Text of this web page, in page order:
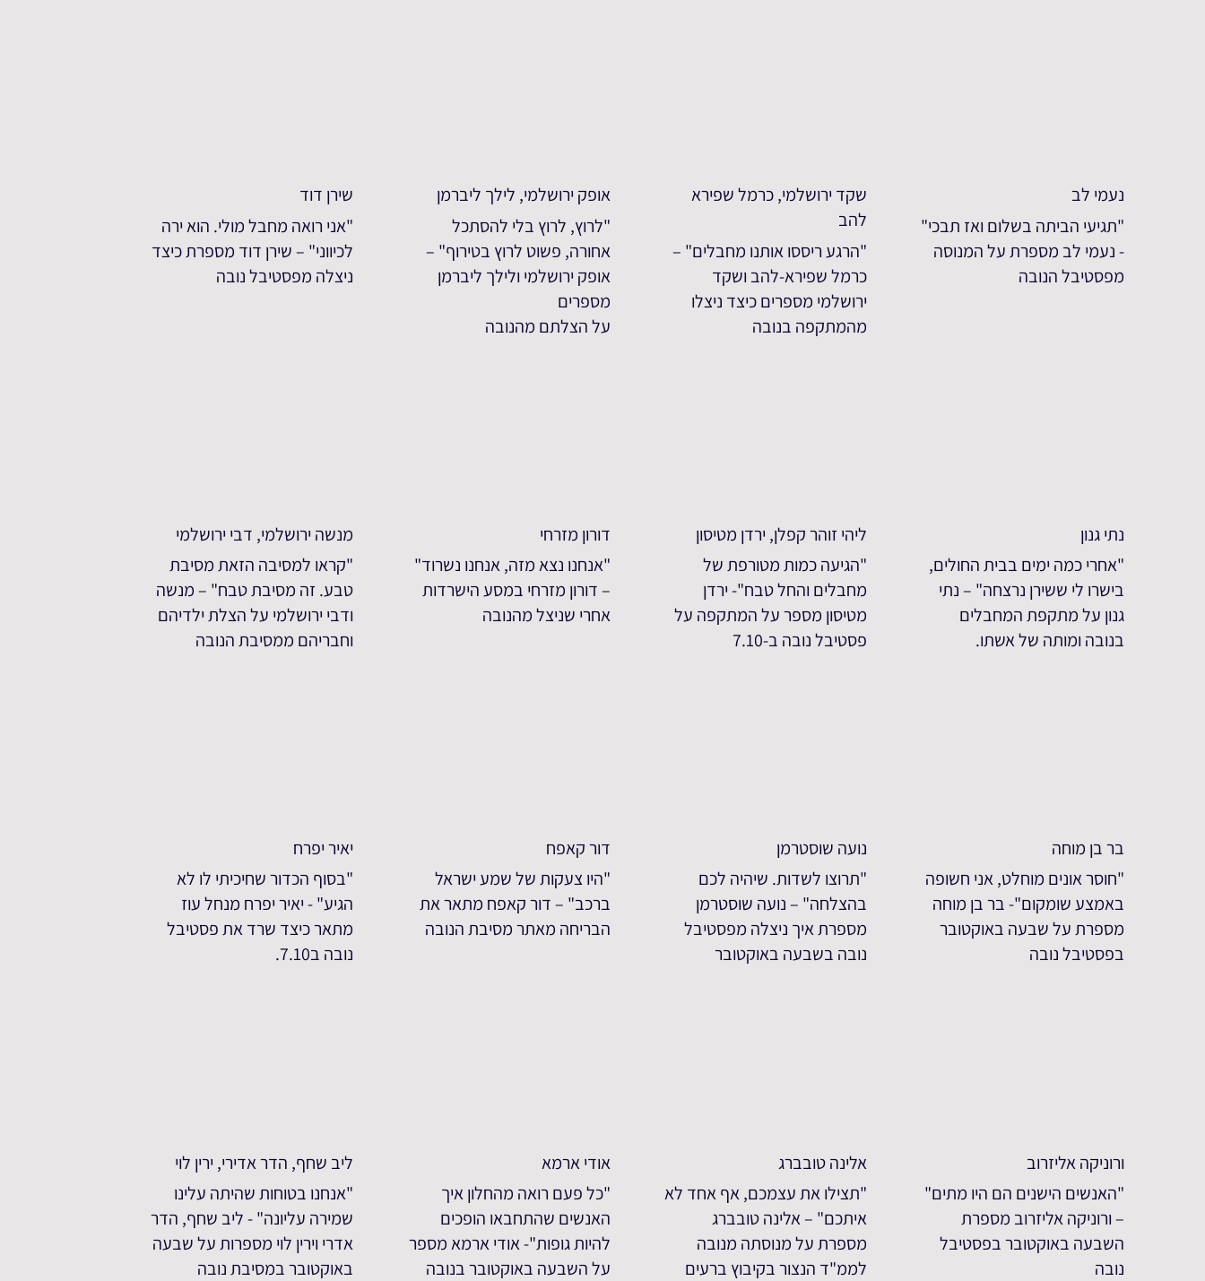
שירן דוד
"אני רואה מחבל מולי. הוא ירה
לכיווני" – שירן דוד מספרת כיצד
ניצלה מפסטיבל נובה
אופק ירושלמי, לילך ליברמן
"לרוץ, לרוץ בלי להסתכל
אחורה, פשוט לרוץ בטירוף" –
אופק ירושלמי ולילך ליברמן
מספרים
על הצלתם מהנובה
שקד ירושלמי, כרמל שפירא
להב
"הרגע ריססו אותנו מחבלים" –
כרמל שפירא-להב ושקד
ירושלמי מספרים כיצד ניצלו
מהמתקפה בנובה
נעמי לב
"תגיעי הביתה בשלום ואז תבכי"
- נעמי לב מספרת על המנוסה
מפסטיבל הנובה
מנשה ירושלמי, דבי ירושלמי
"קראו למסיבה הזאת מסיבת
טבע. זה מסיבת טבח" – מנשה
ודבי ירושלמי על הצלת ילדיהם
וחבריהם ממסיבת הנובה
דורון מזרחי
"אנחנו נצא מזה, אנחנו נשרוד"
– דורון מזרחי במסע הישרדות
אחרי שניצל מהנובה
ליהי זוהר קפלן, ירדן מטיסון
"הגיעה כמות מטורפת של
מחבלים והחל טבח"- ירדן
מטיסון מספר על המתקפה על
פסטיבל נובה ב-7.10
נתי גנון
"אחרי כמה ימים בבית החולים,
בישרו לי ששירן נרצחה" – נתי
גנון על מתקפת המחבלים
בנובה ומותה של אשתו.
יאיר יפרח
"בסוף הכדור שחיכיתי לו לא
הגיע" - יאיר יפרח מנחל עוז
מתאר כיצד שרד את פסטיבל
נובה ב7.10.
דור קאפח
"היו צעקות של שמע ישראל
ברכב" – דור קאפח מתאר את
הבריחה מאתר מסיבת הנובה
נועה שוסטרמן
"תרוצו לשדות. שיהיה לכם
בהצלחה" – נועה שוסטרמן
מספרת איך ניצלה מפסטיבל
נובה בשבעה באוקטובר
בר בן מוחה
"חוסר אונים מוחלט, אני חשופה
באמצע שומקום"- בר בן מוחה
מספרת על שבעה באוקטובר
בפסטיבל נובה
ליב שחף, הדר אדירי, ירין לוי
"אנחנו בטוחות שהיתה עלינו
שמירה עליונה" - ליב שחף, הדר
אדרי וירין לוי מספרות על שבעה
באוקטובר במסיבת נובה
אודי ארמא
"כל פעם רואה מהחלון איך
האנשים שהתחבאו הופכים
להיות גופות"- אודי ארמא מספר
על השבעה באוקטובר בנובה
אלינה טובברג
"תצילו את עצמכם, אף אחד לא
איתכם" – אלינה טובברג
מספרת על מנוסתה מנובה
לממ"ד הנצור בקיבוץ ברעים
ורוניקה אליזרוב
"האנשים הישנים הם היו מתים"
– ורוניקה אליזרוב מספרת
השבעה באוקטובר בפסטיבל
נובה